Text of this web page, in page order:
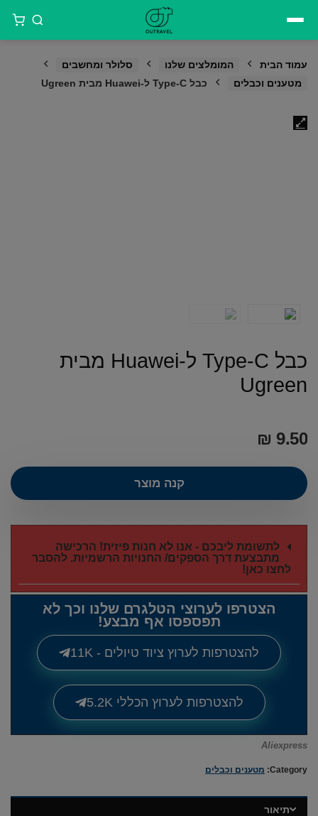
עמוד הבית המומלצים שלנו
סלולר ומחשבים
מטענים וכבלים
כבל Type-C ל-Huawei מבית Ugreen
כבל Type-C ל-Huawei מבית
Ugreen
₪ 9.50
קנה מוצר
לתשומת ליבכם - אנו לא חנות פיזית! הרכישה
מתבצעת דרך הספקים/ החנויות הרשמיות. להסבר
לחצו כאן!
הצטרפו לערוצי הטלגרם שלנו וכך לא
תפספסו אף מבצע!
להצטרפות לערוץ ציוד טיולים - 11K
להצטרפות לערוץ הכללי 5.2K
Aliexpress
Category: מטענים וכבלים
תיאור